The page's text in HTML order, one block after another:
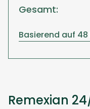
Gesamt:
Basierend auf
Remexian